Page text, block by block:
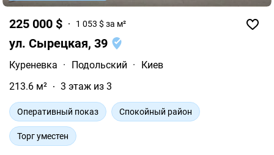
225 000 $ 1 053 $ за м²
ул. Сырецкая, 39
Куреневка · Подольский ·
Киев
213.6 м²
3 этаж из 3
Оперативный показ Спокойный район
Торг уместен